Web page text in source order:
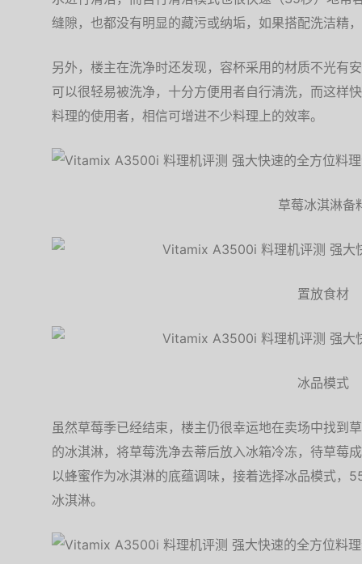
缝隙，也都没有明显的藏污或纳垢，如果搭配洗洁精
另外，楼主在洗净时还发现，容杯采用的材质不光有
可以很轻易被洗净，十分方便用者自行清洗，而这样
料理的使用者，相信可增进不少料理上的效率。
草莓冰淇淋备
置放食材
冰品模式
虽然草莓季已经结束，楼主仍很幸运地在卖场中找到
的冰淇淋，将草莓洗净去蒂后放入冰箱冷冻，待草莓
以蜂蜜作为冰淇淋的底蕴调味，接着选择冰品模式，
冰淇淋。